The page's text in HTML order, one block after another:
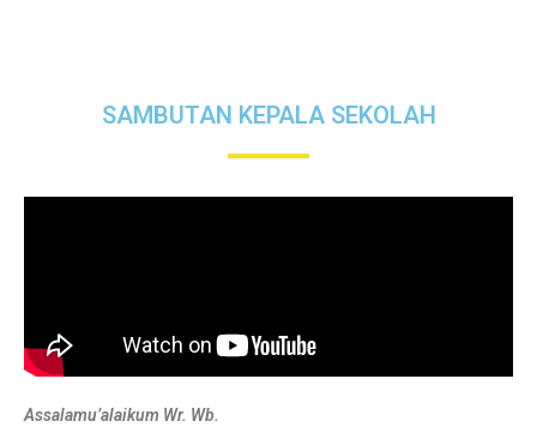
SAMBUTAN KEPALA SEKOLAH
Assalamu’alaikum Wr. Wb.